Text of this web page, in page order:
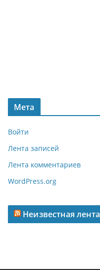
Мета
Войти
Лента записей
Лента комментариев
WordPress.org
Неизвестная лента